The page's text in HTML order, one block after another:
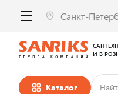
Каталог
И В